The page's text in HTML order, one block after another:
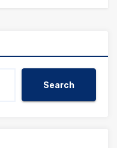
Search